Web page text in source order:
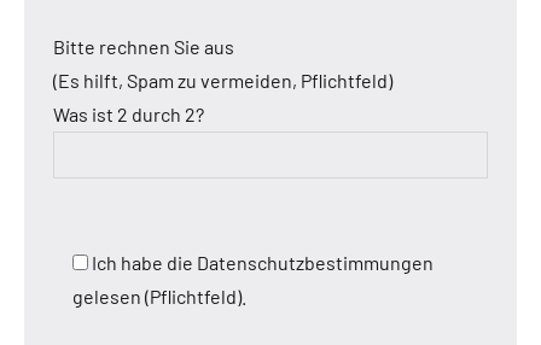
Bitte rechnen Sie aus
(Es hilft, Spam zu vermeiden, Pflichtfeld)
Was ist 2 durch 2?
Ich habe die Datenschutzbestimmungen
gelesen (Pflichtfeld).